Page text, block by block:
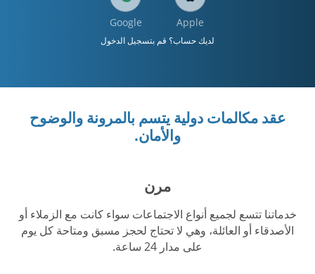
Apple
Google
لديك حساب؟ قم بتسجيل الدخول
عقد مكالمات دولية يتسم بالمرونة والوضوح
والأمان.
مرن
خدماتنا تتسع لجميع أنواع الاجتماعات سواء كانت مع الزملاء أو
الأصدقاء أو العائلة، وهي لا تحتاج لحجز مسبق ومتاحة كل يوم
على مدار 24 ساعة.